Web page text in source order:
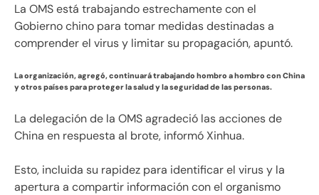
La OMS está trabajando estrechamente con el
Gobierno chino para tomar medidas destinadas a
comprender el virus y limitar su propagación, apuntó.
La organización, agregó, continuará trabajando hombro a hombro con China
y otros países para proteger la salud y la seguridad de las personas.
La delegación de la OMS agradeció las acciones de
China en respuesta al brote, informó Xinhua.
Esto, incluida su rapidez para identificar el virus y la
apertura a compartir información con el organismo